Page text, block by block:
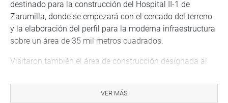
destinado para la construcción del Hospital II-1 de
Zarumilla, donde se empezará con el cercado del terreno
y la elaboración del perfil para la moderna infraestructura
sobre un área de 35 mil metros cuadrados.
Visitaron también el área de construcción designada al
Gobierno Regional para la construcción. Es importante
mencionar que se viene ya trabajando el saneamiento
VER MÁS